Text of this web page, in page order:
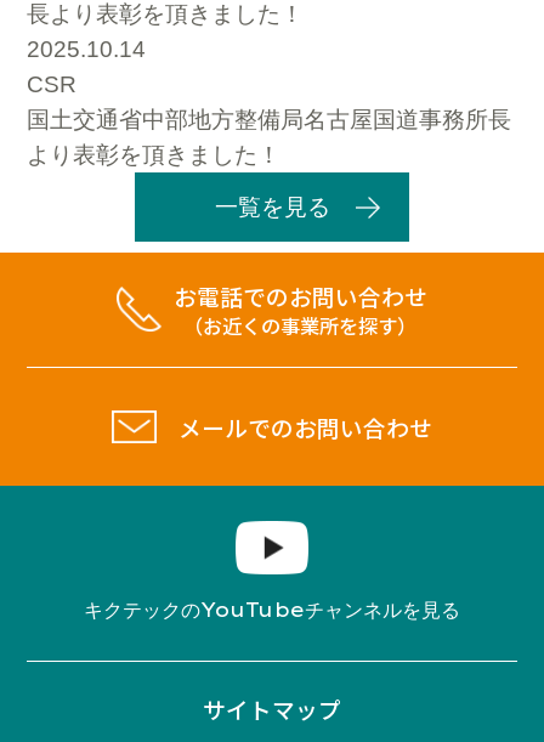
長より表彰を頂きました！
2025.10.14
CSR
国土交通省中部地方整備局名古屋国道事務所長
より表彰を頂きました！
一覧を見る
お電話でのお問い合わせ
（お近くの事業所を探す）
メールでのお問い合わせ
キクテックのYouTubeチャンネルを見る
サイトマップ